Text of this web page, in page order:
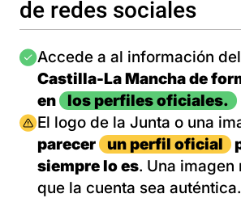
de redes sociales
Imagen
Accede a al información del
Castilla-La Mancha de
en
los perfiles oficiales.
Imagen
El logo de la Junta o una
parecer
un perfil oficial
siempre lo es. Una imagen
que la cuenta sea auténtica.